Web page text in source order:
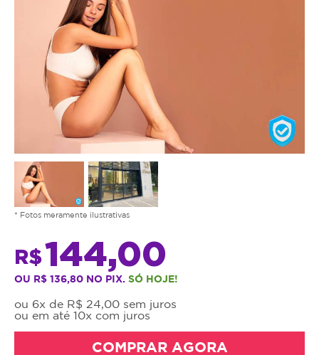
* Fotos meramente ilustrativas
R$144,00
OU R$ 136,80 NO PIX. SÓ HOJE!
ou 6x de R$ 24,00 sem juros
ou em até 10x com juros
COMPRAR AGORA